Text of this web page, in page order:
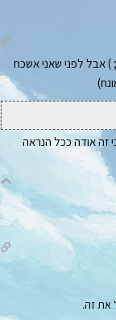
) אבל לפני שאני אשכח
זה אודה ככל הנראה
את זה.